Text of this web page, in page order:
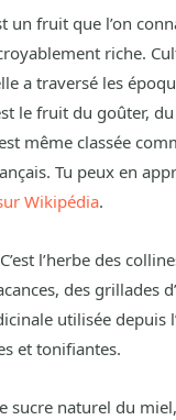
un fruit que l’on
riche.
a traversé les
le fruit du goûter,
même classée
Tu peux en
Wikipédia.
l’herbe des
des grillades
utilisée depuis
et tonifiantes.
sucre naturel du